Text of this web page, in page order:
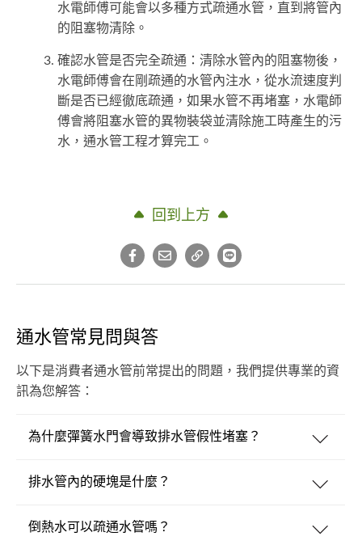
水電師傅可能會以多種方式疏通水管，直到將管內
的阻塞物清除。
確認水管是否完全疏通：清除水管內的阻塞物後，
水電師傅會在剛疏通的水管內注水，從水流速度判
斷是否已經徹底疏通，如果水管不再堵塞，水電師
傅會將阻塞水管的異物裝袋並清除施工時產生的污
水，通水管工程才算完工。
回到上方
通水管常見問與答
以下是消費者通水管前常提出的問題，我們提供專業的資
訊為您解答：
為什麼彈簧水門會導致排水管假性堵塞？
排水管內的硬塊是什麼？
倒熱水可以疏通水管嗎？